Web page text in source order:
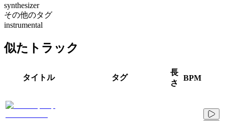
synthesizer
その他のタグ
instrumental
似たトラック
タイトル タグ
長
さ
BPM